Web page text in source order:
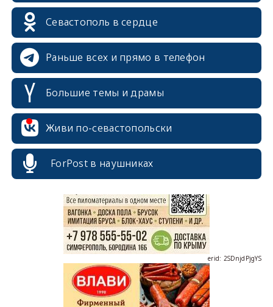
Севастополь в сердце
Раньше всех и прямо в телефон
Большие темы и драмы
Живи по-севастопольски
ForPost в наушниках
erid: 2SDnjdPjgYS